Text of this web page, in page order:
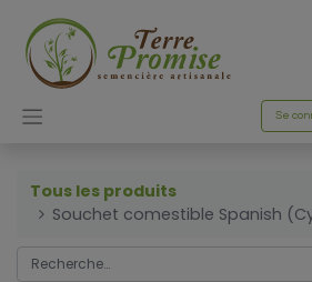
Se
Tous les produits
Souchet comestible Spanish